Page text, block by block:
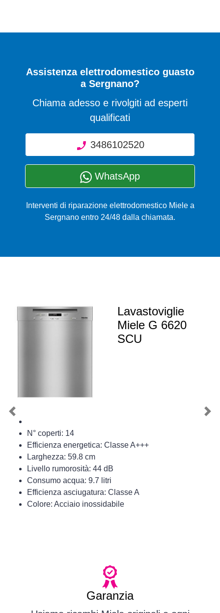
Assistenza elettrodomestico guasto
a Sergnano?
Chiama adesso e rivolgiti ad esperti
qualificati
3486102520
WhatsApp
Interventi di riparazione elettrodomestico Miele a
Sergnano entro 24/48 dalla chiamata.
Lavastoviglie
Miele G 6620
SCU
N° coperti: 14
Efficienza energetica: Classe A+++
Larghezza: 59.8 cm
Livello rumorosità: 44 dB
Consumo acqua: 9.7 litri
Efficienza asciugatura: Classe A
Colore: Acciaio inossidabile
Previous
Garanzia